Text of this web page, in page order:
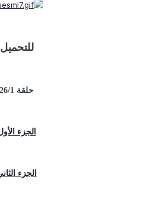
للتحميل
حلقة 26/1
الجزء الأول
الجزء الثاني